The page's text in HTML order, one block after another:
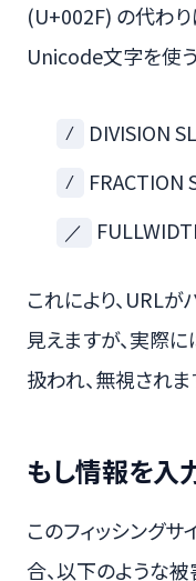
(U+002F) の代わり
Unicode文字を使う
∕ DIVISION
⁄ FRACTION
／
これにより、URL
見えますが、実際
扱われ、無視されま
もし情報を入
このフィッシング
合、以下のような